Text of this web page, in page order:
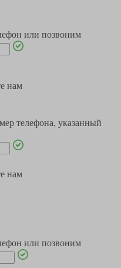
или позвоним
нам
телефона, указанный
нам
или позвоним